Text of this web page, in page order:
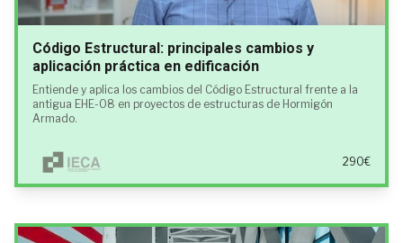
Código Estructural: principales cambios y
aplicación práctica en edificación
Entiende y aplica los cambios del Código Estructural frente a la
antigua EHE-08 en proyectos de estructuras de Hormigón
Armado.
290€